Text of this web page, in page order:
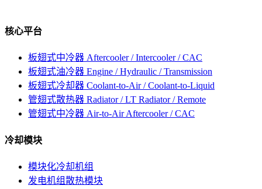
核心平台
板翅式中冷器 Aftercooler / Intercooler / CAC
板翅式油冷器 Engine / Hydraulic / Transmission
板翅式冷却器 Coolant-to-Air / Coolant-to-Liquid
管翅式散热器 Radiator / LT Radiator / Remote
管翅式中冷器 Air-to-Air Aftercooler / CAC
冷却模块
模块化冷却机组
发电机组散热模块